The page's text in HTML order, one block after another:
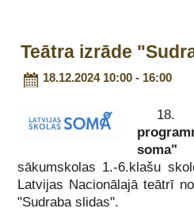
Teātra izrāde
18.12.2024 10:00 - 16:00
soma"
sākumskolas 1.-6.klašu
Latvijas Nacionālajā teātrī
"Sudraba slidas".